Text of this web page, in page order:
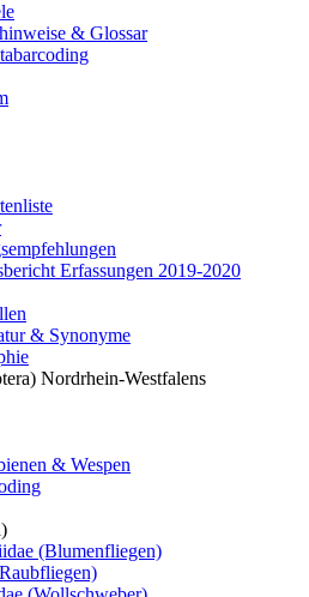
& Glossar
Erfassungen 2019-2020
& Synonyme
Nordrhein-Westfalens
& Wespen
(Blumenfliegen)